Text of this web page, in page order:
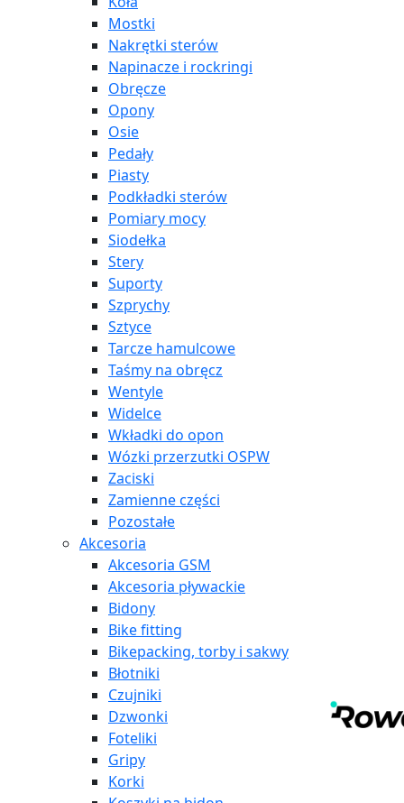
Mostki
Nakrętki sterów
Napinacze i rockringi
Obręcze
Opony
Osie
Pedały
Piasty
Podkładki sterów
Pomiary mocy
Siodełka
Stery
Suporty
Szprychy
Sztyce
Tarcze hamulcowe
Taśmy na obręcz
Wentyle
Widelce
Wkładki do opon
Wózki przerzutki OSPW
Zaciski
Zamienne części
Pozostałe
Akcesoria
Akcesoria GSM
Akcesoria pływackie
Bidony
Bike fitting
Bikepacking, torby i sakwy
Błotniki
Czujniki
Dzwonki
Foteliki
Gripy
Korki